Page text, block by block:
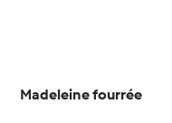
Madeleine fourrée